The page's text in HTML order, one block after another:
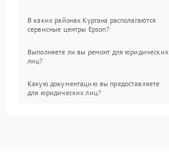
В каких районах Кургана располагаются
сервисные центры Epson?
Выполняете ли вы ремонт для юридических
лиц?
Какую документацию вы предоставляете
для юридических лиц?